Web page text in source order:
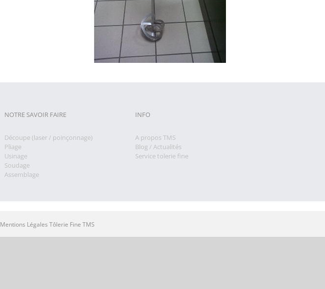
NOTRE SAVOIR FAIRE
Découpe (laser / poinçonnage)
Pliage
Usinage
Soudage
Assemblage
INFO
A propos TMS
Blog / Actualités
Service tolerie fine
Mentions Légales Tôlerie Fine TMS